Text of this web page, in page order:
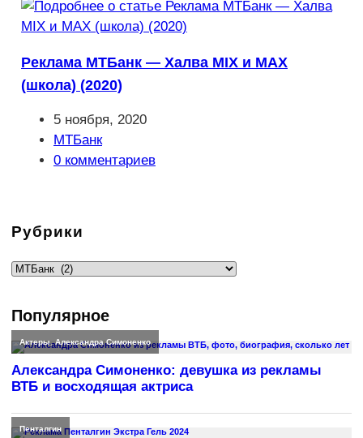
Реклама МТБанк — Халва MIX и MAX
(школа) (2020)
Запись
опубликована:
5 ноября, 2020
Рубрика
записи:
МТБанк
Комментарии
0 комментариев
Рубрики
Рубрики
Популярное
Актеры,Александра Симоненко
Александра Симоненко: девушка из рекламы
ВТБ и восходящая актриса
Пенталгин